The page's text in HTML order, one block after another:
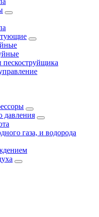
пескоструйщика
давления
газа, и водорода